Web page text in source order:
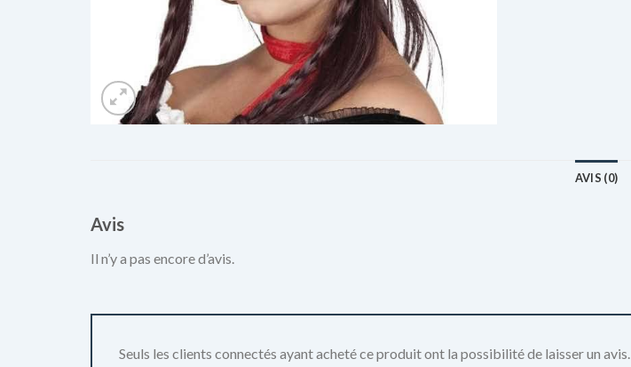
AVIS (0)
Avis
Il n’y a pas encore d’avis.
Seuls les clients connectés ayant acheté ce produit ont la possibilité de laisser un avis.